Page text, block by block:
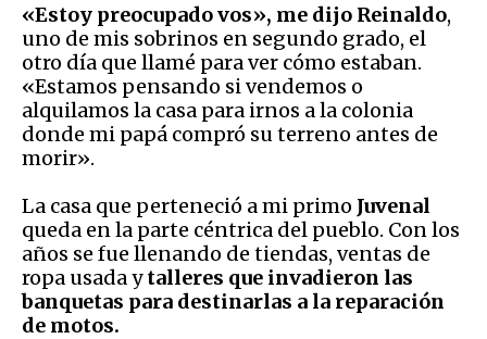
«Estoy preocupado vos», me dijo Reinaldo,
uno de mis sobrinos en segundo grado, el
otro día que llamé para ver cómo estaban.
«Estamos pensando si vendemos o
alquilamos la casa para irnos a la colonia
donde mi papá compró su terreno antes de
morir».
La casa que perteneció a mi primo Juvenal
queda en la parte céntrica del pueblo. Con los
años se fue llenando de tiendas, ventas de
ropa usada ytalleres que invadieron las
banquetas para destinarlas a la reparación
de motos.